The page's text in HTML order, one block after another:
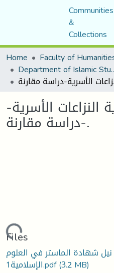
Communities
&
Collections
Home
Department
.
النزاعات الأسرية-
دراسة مقارنة-.
Loading...
Files
شهادة الماستر في العلوم
الإسلامية1.pdf(3.2 MB)